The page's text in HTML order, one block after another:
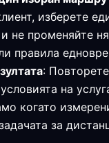
изберете
не променяйте
правила
:
на
когато
за